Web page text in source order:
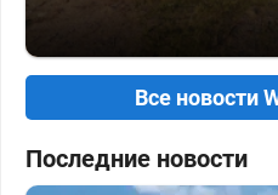
Все новости
Последние новости